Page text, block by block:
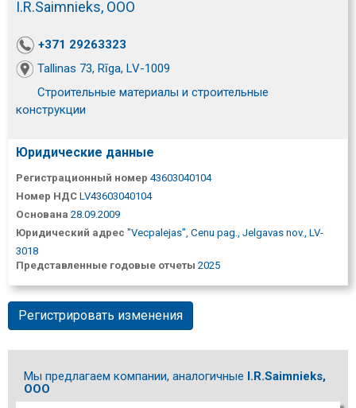
I.R.Saimnieks, ООО
+371 29263323
Tallinas 73, Rīga, LV-1009
Строительные материалы и строительные
конструкции
Юридические данные
Регистрационный номер 43603040104
Номер НДС LV43603040104
Основана 28.09.2009
Юридический адрес "Vecpalejas", Cenu pag., Jelgavas nov., LV-
3018
Представленные годовые отчеты 2025
Регистрировать изменения
Мы предлагаем компании, аналогичные I.R.Saimnieks,
ООО